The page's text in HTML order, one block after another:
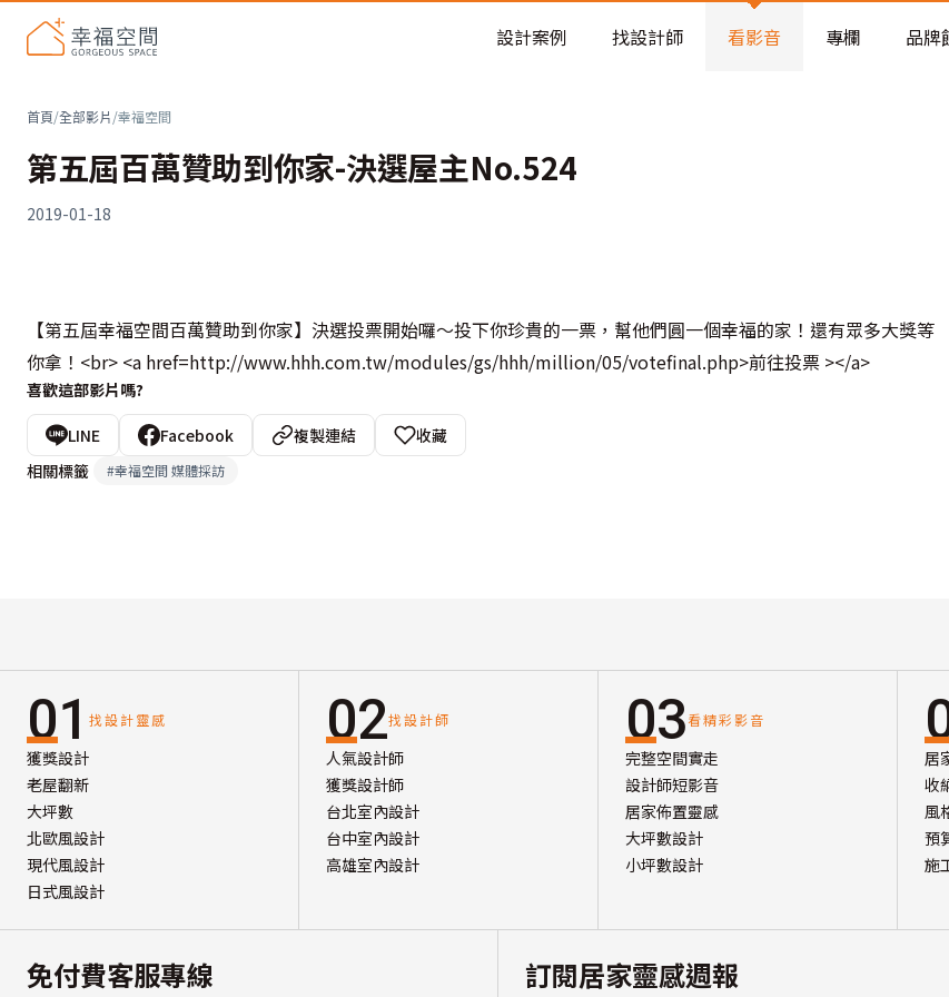
老屋預算分配與高 CP 值煥新術
設計案例 找設計師 看影音 專欄 品牌
首頁/全部影片/幸福空間
第五屆百萬贊助到你家-決選屋主No.524
2019-01-18
【第五屆幸福空間百萬贊助到你家】決選投票開始囉～投下你珍貴的一票，幫他們圓一個幸福的家！還有眾多大獎等
你拿！<br> <a href=http://www.hhh.com.tw/modules/gs/hhh/million/05/votefinal.php>前往投票 ></a>
喜歡這部影片嗎?
LINE Facebook 複製連結
收藏
相關標籤
#幸福空間 媒體採訪
01 找設計靈感
獲獎設計
老屋翻新
大坪數
北歐風設計
現代風設計
日式風設計
02找設計師
人氣設計師
獲獎設計師
台北室內設計
台中室內設計
高雄室內設計
03看精彩影音
完整空間實走
設計師短影音
居家佈置靈感
大坪數設計
小坪數設計
居
收
風
預
施
免付費客服專線 訂閱居家靈感週報